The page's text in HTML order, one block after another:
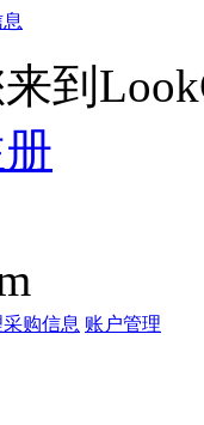
到
购信息 账户管理